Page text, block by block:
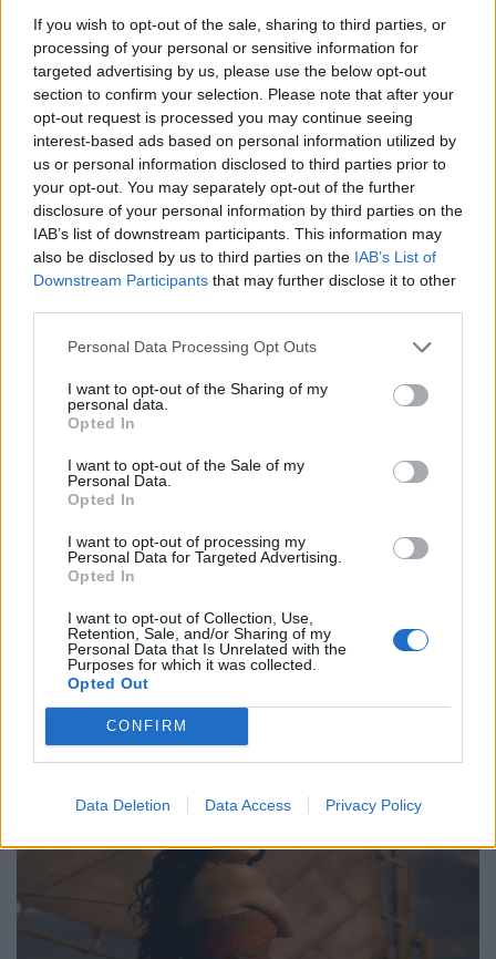
If you wish to opt-out of the sale, sharing to third parties, or
processing of your personal or sensitive information for
targeted advertising by us, please use the below opt-out
section to confirm your selection. Please note that after your
opt-out request is processed you may continue seeing
interest-based ads based on personal information utilized by
us or personal information disclosed to third parties prior to
your opt-out. You may separately opt-out of the further
disclosure of your personal information by third parties on the
IAB’s list of downstream participants. This information may
also be disclosed by us to third parties on the IAB’s List of
Downstream Participants that may further disclose it to other
Personal Data Processing Opt Outs
I want to opt-out of the Sharing of my
personal data.
Opted In
I want to opt-out of the Sale of my
Personal Data.
Opted In
I want to opt-out of processing my
Personal Data for Targeted Advertising.
Opted In
I want to opt-out of Collection, Use,
Retention, Sale, and/or Sharing of my
Personal Data that Is Unrelated with the
Purposes for which it was collected.
Opted Out
CONFIRM
Data Deletion Data Access Privacy Policy
07.07.26
Το "Don’t Look Back in Anger" καταγράφει την επανένωση
των Oasis και την sold-out περιοδεία “Oasis Live
Philip Glass: Παγκόσμια γιορτή για τα 90ά
γενέθλιά του με πρεμιέρα της “Συμφωνίας
Νο. 15: Lincoln”
29.05.26
Ο Philip Glass θα γιορτάσει τα 90ά του γενέθλια στις 31
Ιανουαρίου 2027 με μια πολυετή, διεθνή σειρά εκδηλώσεων
που κορυφώνεται με την παγκόσμια πρεμιέρα της "Συμφωνίας
Νο. 15: Lincoln" και επετειακά